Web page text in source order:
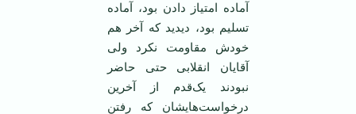
آماده امتیاز دادن بود، آماده
تسلیم بود، دیدید که آخر هم
خودش مقاومت نکرد ولی
آقایان انقلابی حتی حاضر
نبودند یک‌قدم از آخرین
درخواست‌هایشان که رفتن